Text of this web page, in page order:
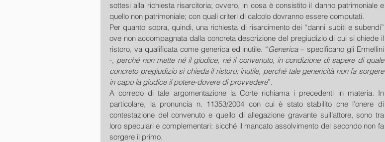
sottesi alla richiesta risarcitoria; ovvero, in cosa è consistito il danno patrimoniale e
quello non patrimoniale; con quali criteri di calcolo dovranno essere computati.
Per quanto sopra, quindi, una richiesta di risarcimento dei “danni subiti e subendi”
ove non accompagnata dalla concreta descrizione del pregiudizio di cui si chiede il
ristoro, va qualificata come generica ed inutile. “Generica – specificano gli Ermellini
-, perché non mette né il giudice, né il convenuto, in condizione di sapere di quale
concreto pregiudizio si chieda il ristoro; inutile, perché tale genericità non fa sorgere
in capo la giudice il potere-dovere di provvedere”.
A corredo di tale argomentazione la Corte richiama i precedenti in materia. In
particolare, la pronuncia n. 11353/2004 con cui è stato stabilito che l’onere di
contestazione del convenuto e quello di allegazione gravante sull’attore, sono tra
loro speculari e complementari: sicché il mancato assolvimento del secondo non fa
sorgere il primo.